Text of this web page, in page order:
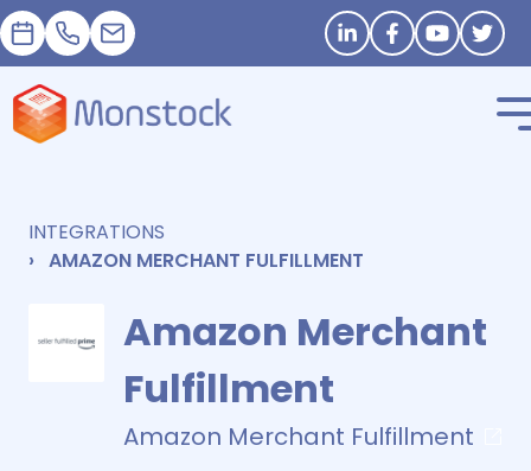
Prendre RDV
+33 1 83 62 25 41
contact@monstock.net Restons connectés
INTEGRATIONS
AMAZON MERCHANT FULFILLMENT
Amazon Merchant
Fulfillment
Amazon Merchant Fulfillment